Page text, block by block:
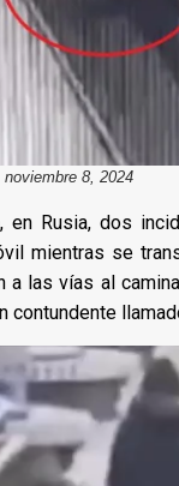
noviembre 8, 2024
en Rusia, dos
mientras se
a las vías al
contundente